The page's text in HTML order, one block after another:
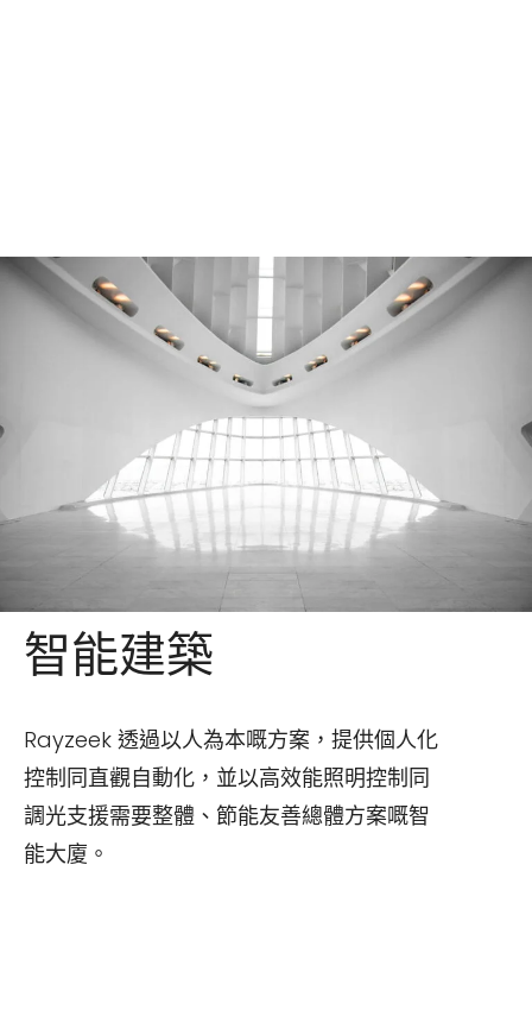
智能建築
Rayzeek 透過以人為本嘅方案，提供個人化
控制同直觀自動化，並以高效能照明控制同
調光支援需要整體、節能友善總體方案嘅智
能大廈。